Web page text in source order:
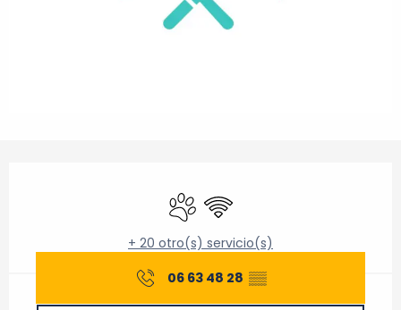
Se aceptan animales
Wifi
+ 20 otro(s) servicio(s)
06 63 48 28 ▒▒